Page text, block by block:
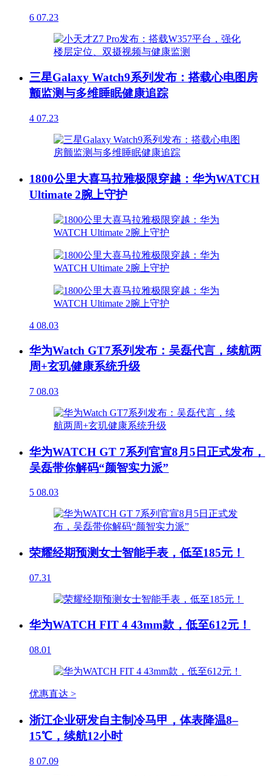
6 07.23
三星Galaxy Watch9系列发布：搭载心电图房
颤监测与多维睡眠健康追踪
4 07.23
1800公里大喜马拉雅极限穿越：华为WATCH
Ultimate 2腕上守护
4 08.03
华为Watch GT7系列发布：吴磊代言，续航两
周+玄玑健康系统升级
7 08.03
华为WATCH GT 7系列官宣8月5日正式发布，
吴磊带你解码“颜智实力派”
5 08.03
荣耀经期预测女士智能手表，低至185元！
07.31
华为WATCH FIT 4 43mm款，低至612元！
08.01
优惠直达 >
浙江企业研发自主制冷马甲，体表降温8–
15℃，续航12小时
8 07.09